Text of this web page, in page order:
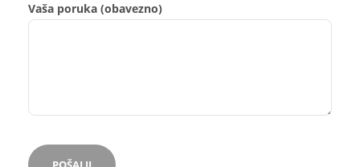
Vaša poruka (obavezno)